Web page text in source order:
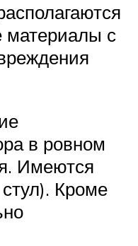
материалы с
в ровном
Имеются
Кроме